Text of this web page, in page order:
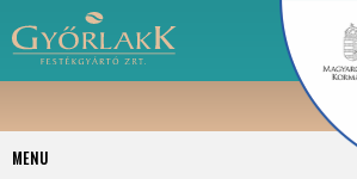
MENU